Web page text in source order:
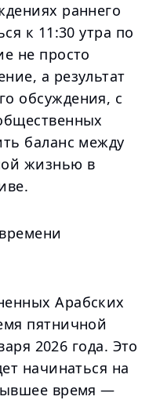
раннего
к 11:30 утра по
не просто
а результат
обсуждения, с
баланс между
жизнью в
Арабских
пятничной
2026 года. Это
начинаться на
время —